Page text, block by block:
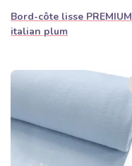
Bord-côte lisse PREMIUM
italian plum